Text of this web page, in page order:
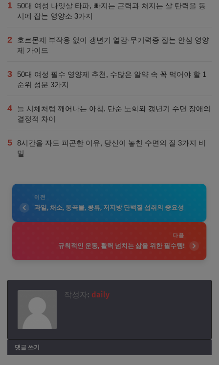
1
50대 여성 나잇살 타파, 빠지는 근력과 처지는 살 탄력을 동
시에 잡는 영양소 3가지
2
호르몬제 부작용 없이 갱년기 열감·무기력증 잡는 안심 영양
제 가이드
3
50대 여성 필수 영양제 추천, 수많은 알약 속 꼭 먹어야 할 1
순위 성분 3가지
4
늘 시체처럼 깨어나는 아침, 단순 노화와 갱년기 수면 장애의
결정적 차이
5 8시간을 자도 피곤한 이유, 당신이 놓친 수면의 질 3가지 비
밀
이전
과일, 채소, 통곡물, 콩류, 저지방 단백질 섭취의 중요성
다음
규칙적인 운동, 활력 넘치는 삶을 위한 필수템!
작성자: daily
댓글 쓰기